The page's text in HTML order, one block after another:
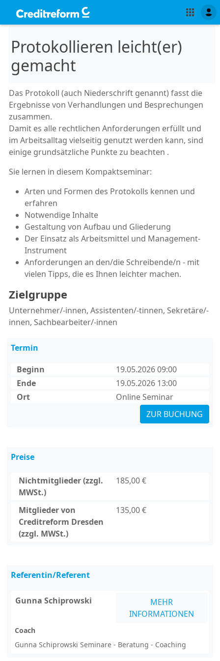
Protokollieren leicht(er)
gemacht
Das Protokoll (auch Niederschrift genannt) fasst die
Ergebnisse von Verhandlungen und Besprechungen
zusammen.
Damit es alle rechtlichen Anforderungen erfüllt und
im Arbeitsalltag vielseitig genutzt werden kann, sind
einige grundsätzliche Punkte zu beachten .
Sie lernen in diesem Kompaktseminar:
Arten und Formen des Protokolls kennen und
erfahren
Notwendige Inhalte
Gestaltung von Aufbau und Gliederung
Der Einsatz als Arbeitsmittel und Management-
Instrument
Anforderungen an den/die Schreibende/n - mit
vielen Tipps, die es Ihnen leichter machen.
Zielgruppe
Unternehmer/-innen, Assistenten/-tinnen, Sekretäre/-
innen, Sachbearbeiter/-innen
Termin
Beginn
19.05.2026 09:00
Ende
19.05.2026 13:00
Ort
Online Seminar
ZUR BUCHUNG
Preise
Nichtmitglieder (zzgl.
MWSt.)
185,00 €
Mitglieder von
Creditreform Dresden
(zzgl. MWSt.)
135,00 €
Referentin/Referent
Gunna Schiprowski
MEHR
INFORMATIONEN
Coach
Gunna Schiprowski Seminare - Beratung - Coaching